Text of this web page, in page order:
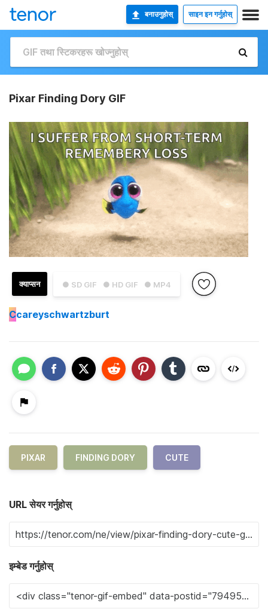
बनाउनुहोस् साइन इन गर्नुहोस्
Pixar Finding Dory GIF
● SD GIF ● HD GIF ● MP4
क्याप्सन
Ccareyschwartzburt
PIXAR FINDING DORY CUTE
URL सेयर गर्नुहोस्
इम्बेड गर्नुहोस्